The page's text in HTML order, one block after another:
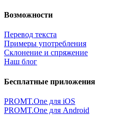
Возможности
Перевод текста
Примеры употребления
Склонение и спряжение
Наш блог
Бесплатные приложения
PROMT.One для iOS
PROMT.One для Android